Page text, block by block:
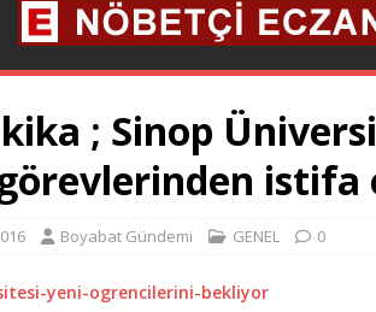
; Sinop
istifa
Boyabat Gündemi GENEL 0